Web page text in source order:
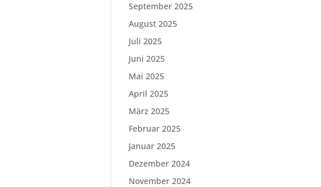
September 2025
August 2025
Juli 2025
Juni 2025
Mai 2025
April 2025
März 2025
Februar 2025
Januar 2025
Dezember 2024
November 2024